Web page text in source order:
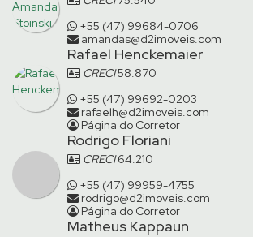
+55 (47) 99684-0706
amandas@d2imoveis.com
Rafael Henckemaier
CRECI58.870
+55 (47) 99692-0203
rafaelh@d2imoveis.com
Página do Corretor
Rodrigo Floriani
CRECI64.210
+55 (47) 99959-4755
rodrigo@d2imoveis.com
Página do Corretor
Matheus Kappaun